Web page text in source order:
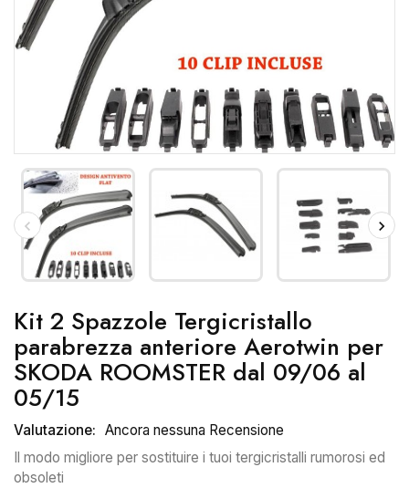
Kit 2 Spazzole Tergicristallo
parabrezza anteriore Aerotwin per
SKODA ROOMSTER dal 09/06 al
05/15
Valutazione: Ancora nessuna Recensione
Il modo migliore per sostituire i tuoi tergicristalli rumorosi ed
obsoleti